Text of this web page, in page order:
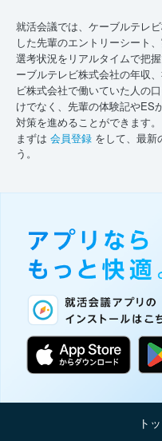
就活会議では、ケーブルテレ
した先輩のエントリーシート
選考状況をリアルタイムで把
ーブルテレビ株式会社の年収
ビ株式会社で働いていた人の
けでなく、先輩の体験記やES
対策を進めることができます。
まずは 会員登録 をして、最新
う。
ト